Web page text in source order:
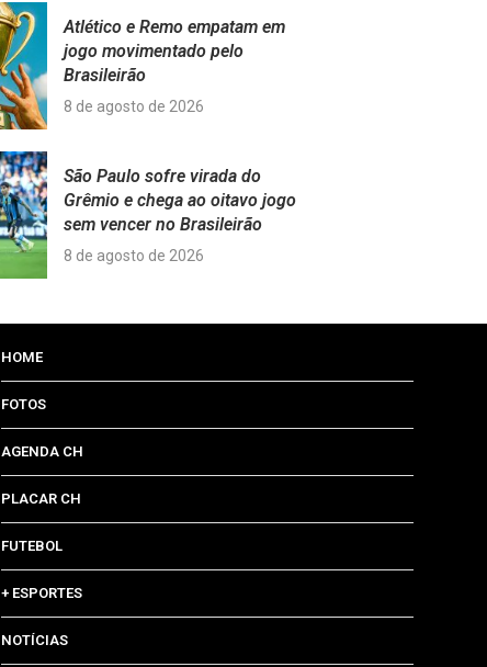
Atlético e Remo empatam em
jogo movimentado pelo
Brasileirão
8 de agosto de 2026
São Paulo sofre virada do
Grêmio e chega ao oitavo jogo
sem vencer no Brasileirão
8 de agosto de 2026
HOME
FOTOS
AGENDA CH
PLACAR CH
FUTEBOL
+ ESPORTES
NOTÍCIAS